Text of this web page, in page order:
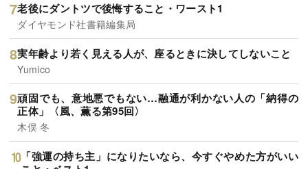
老後にダントツで後悔すること・ワースト1
ダイヤモンド社書籍編集局
実年齢より若く見える人が、座るときに決してしないこと
Yumico
頑固でも、意地悪でもない…融通が利かない人の「納得の
正体」〈風、薫る第95回〉
木俣 冬
「強運の持ち主」になりたいなら、今すぐやめた方がいい